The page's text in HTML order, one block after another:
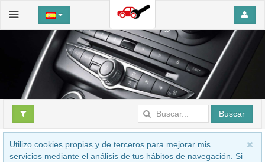
Buscar
Utilizo cookies propias y de terceros para mejorar mis
servicios mediante el análisis de tus hábitos de navegación. Si